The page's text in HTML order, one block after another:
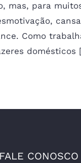
mas, para
Como
domésticos
FALE CONOSCO